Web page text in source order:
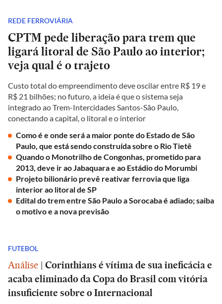
REDE FERROVIÁRIA
CPTM pede liberação para trem que
ligará litoral de São Paulo ao interior;
veja qual é o trajeto
Custo total do empreendimento deve oscilar entre R$ 19 e
R$ 21 bilhões; no futuro, a ideia é que o sistema seja
integrado ao Trem-Intercidades Santos-São Paulo,
conectando a capital, o litoral e o interior
Como é e onde será a maior ponte do Estado de São
Paulo, que está sendo construída sobre o Rio Tietê
Quando o Monotrilho de Congonhas, prometido para
2013, deve ir ao Jabaquara e ao Estádio do Morumbi
Projeto bilionário prevê reativar ferrovia que liga
interior ao litoral de SP
Edital do trem entre São Paulo a Sorocaba é adiado; saiba
o motivo e a nova previsão
FUTEBOL
Análise | Corinthians é vítima de sua ineficácia e
acaba eliminado da Copa do Brasil com vitória
insuficiente sobre o Internacional